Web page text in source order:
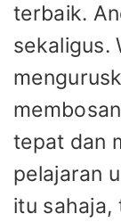
terbaik.
sekaligus.
tepat dan
pelajaran
itu sahaja,